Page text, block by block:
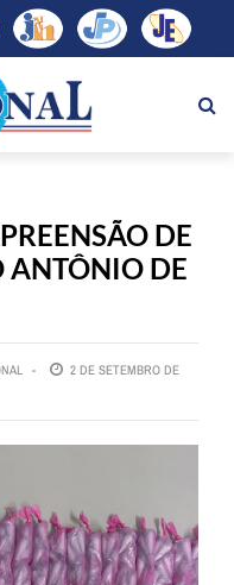
DE
ANTÔNIO DE
2 DE SETEMBRO DE